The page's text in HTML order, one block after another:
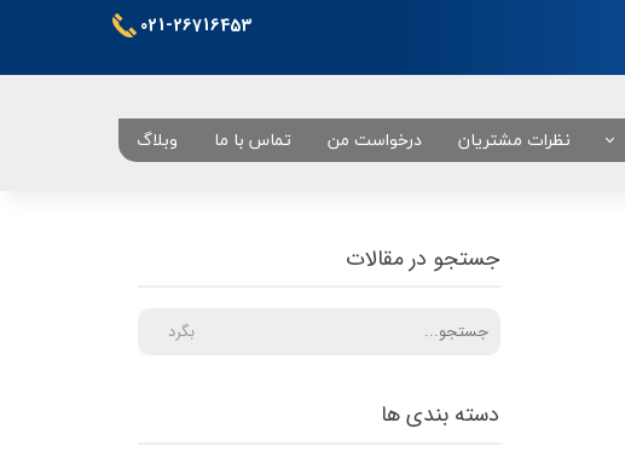
021-26716453
نظرات مشتریان درخواست من تماس با ما وبلاگ
دسته بندی ها
جستجو در مقالات
بگرد